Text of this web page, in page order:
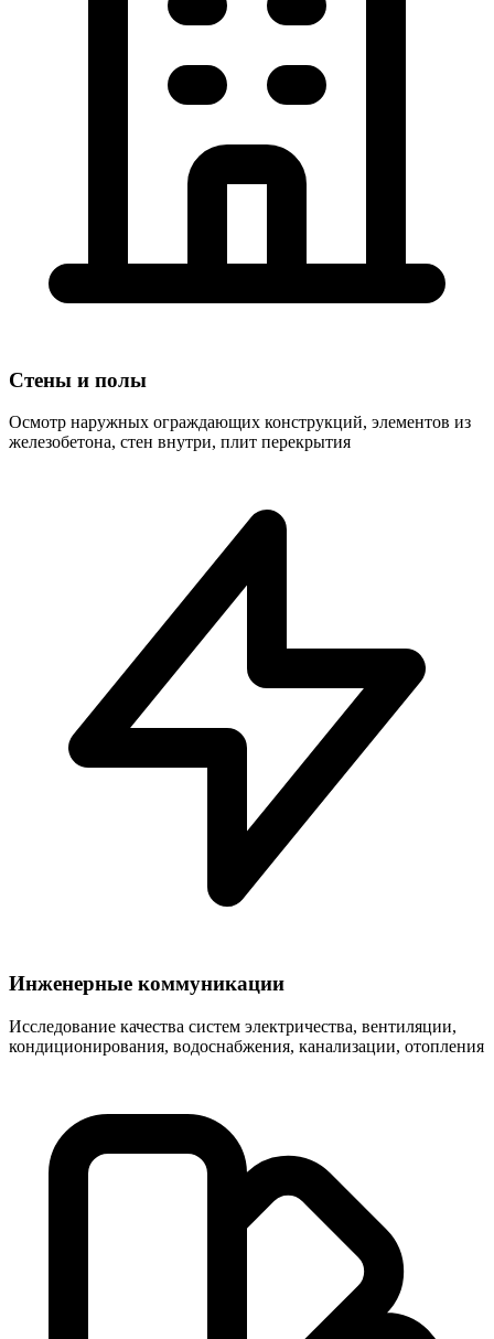
Стены и полы
Осмотр наружных ограждающих конструкций, элементов из
железобетона, стен внутри, плит перекрытия
Инженерные коммуникации
Исследование качества систем электричества, вентиляции,
кондиционирования, водоснабжения, канализации, отопления